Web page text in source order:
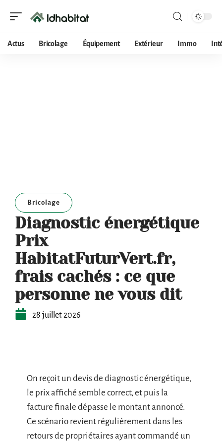
Actus Bricolage Équipement Extérieur Immo
Bricolage
Diagnostic énergétique
Prix
HabitatFuturVert.fr,
frais cachés : ce que
personne ne vous dit
28 juillet 2026
On reçoit un devis de diagnostic énergétique,
le prix affiché semble correct, et puis la
facture finale dépasse le montant annoncé.
Ce scénario revient régulièrement dans les
retours de propriétaires ayant commandé un